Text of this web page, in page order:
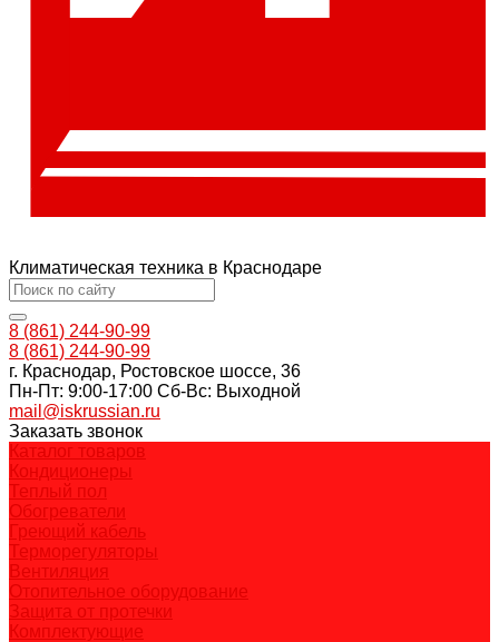
Климатическая техника в Краснодаре
8 (861) 244-90-99
8 (861) 244-90-99
г. Краснодар, Ростовское шоссе, 36
Пн-Пт: 9:00-17:00 Cб-Вс: Выходной
mail@iskrussian.ru
Заказать звонок
Каталог товаров
Кондиционеры
Теплый пол
Обогреватели
Греющий кабель
Терморегуляторы
Вентиляция
Отопительное оборудование
Защита от протечки
Комплектующие